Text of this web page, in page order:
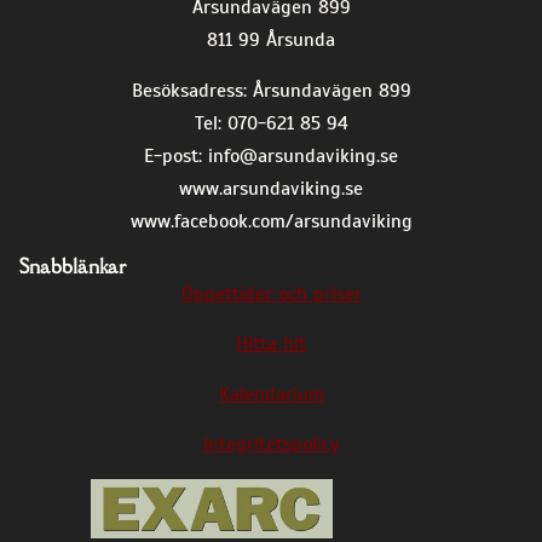
Årsundavägen 899
811 99 Årsunda
Besöksadress: Årsundavägen 899
Tel: 070-621 85 94
E-post: info@arsundaviking.se
www.arsundaviking.se
www.facebook.com/arsundaviking
Snabblänkar
Öppettider och priser
Hitta hit
Kalendarium
Integritetspolicy